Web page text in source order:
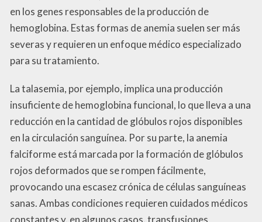
en los genes responsables de la producción de
hemoglobina. Estas formas de anemia suelen ser más
severas y requieren un enfoque médico especializado
para su tratamiento.
La talasemia, por ejemplo, implica una producción
insuficiente de hemoglobina funcional, lo que lleva a una
reducción en la cantidad de glóbulos rojos disponibles
en la circulación sanguínea. Por su parte, la anemia
falciforme está marcada por la formación de glóbulos
rojos deformados que se rompen fácilmente,
provocando una escasez crónica de células sanguíneas
sanas. Ambas condiciones requieren cuidados médicos
constantes y, en algunos casos, transfusiones